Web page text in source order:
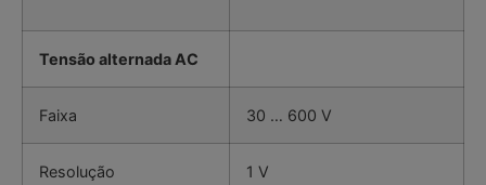
Tensão alternada AC
Faixa 30 … 600 V
Resolução 1 V